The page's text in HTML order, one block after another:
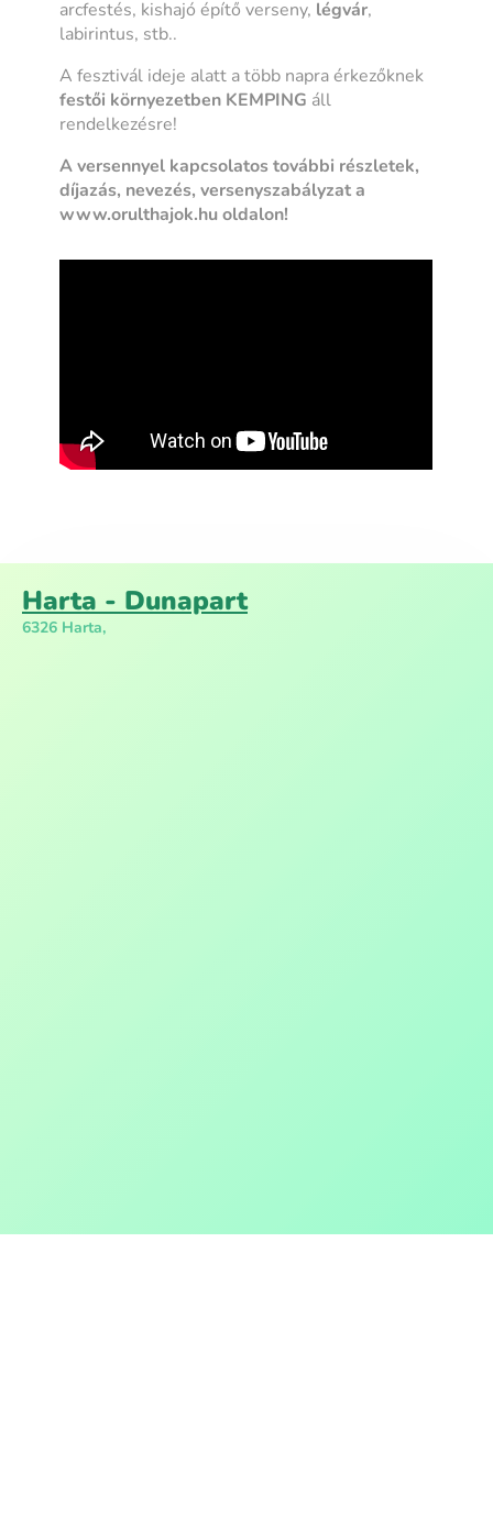
arcfestés, kishajó építő verseny, légvár,
labirintus, stb..
A fesztivál ideje alatt a több napra érkezőknek
festői környezetben KEMPING áll
rendelkezésre!
A versennyel kapcsolatos további részletek,
díjazás, nevezés, versenyszabályzat a
www.orulthajok.hu oldalon!
Harta - Dunapart
6326 Harta,